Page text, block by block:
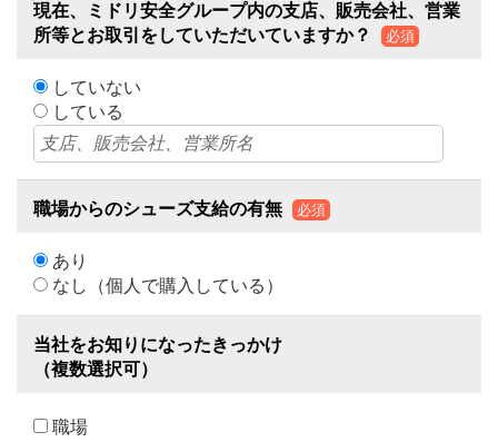
現在、ミドリ安全グループ内の支店、販売会社、営業
所等とお取引をしていただいていますか？
必須
していない
している
職場からのシューズ支給の有無 必須
あり
なし（個人で購入している）
当社をお知りになったきっかけ
（複数選択可）
職場